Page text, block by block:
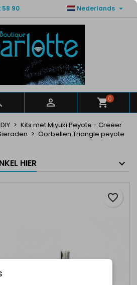
58 90 Nederlands 
 0
Kits met Miyuki Peyote - Creëer
Oorbellen Triangle peyote
HIER
favorite_border
×
×
Maak een verlanglijst
×
om producten in uw verlanglijst
Annuleren Inloggen